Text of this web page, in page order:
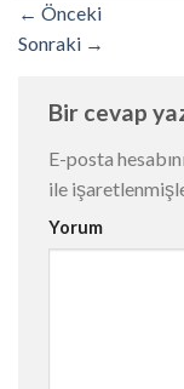
← Önceki
Sonraki →
Bir cevap
E-posta
ile
Yorum